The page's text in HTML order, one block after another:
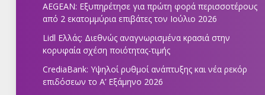
AEGEAN: Εξυπηρέτησε για πρώτη φορά περισσοτέρους
από 2 εκατομμύρια επιβάτες τον Ιούλιο 2026
Lidl Ελλάς: Διεθνώς αναγνωρισμένα κρασιά στην
κορυφαία σχέση ποιότητας-τιμής
CrediaBank: Υψηλοί ρυθμοί ανάπτυξης και νέα ρεκόρ
επιδόσεων το Α’ Εξάμηνο 2026